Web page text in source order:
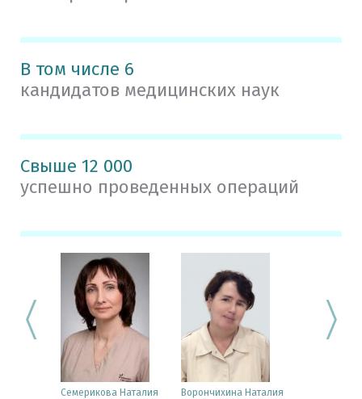
В том числе 6
кандидатов медицинских наук
Свыше 12 000
успешно проведенных операций
Семерикова Наталия
Ворончихина Наталия